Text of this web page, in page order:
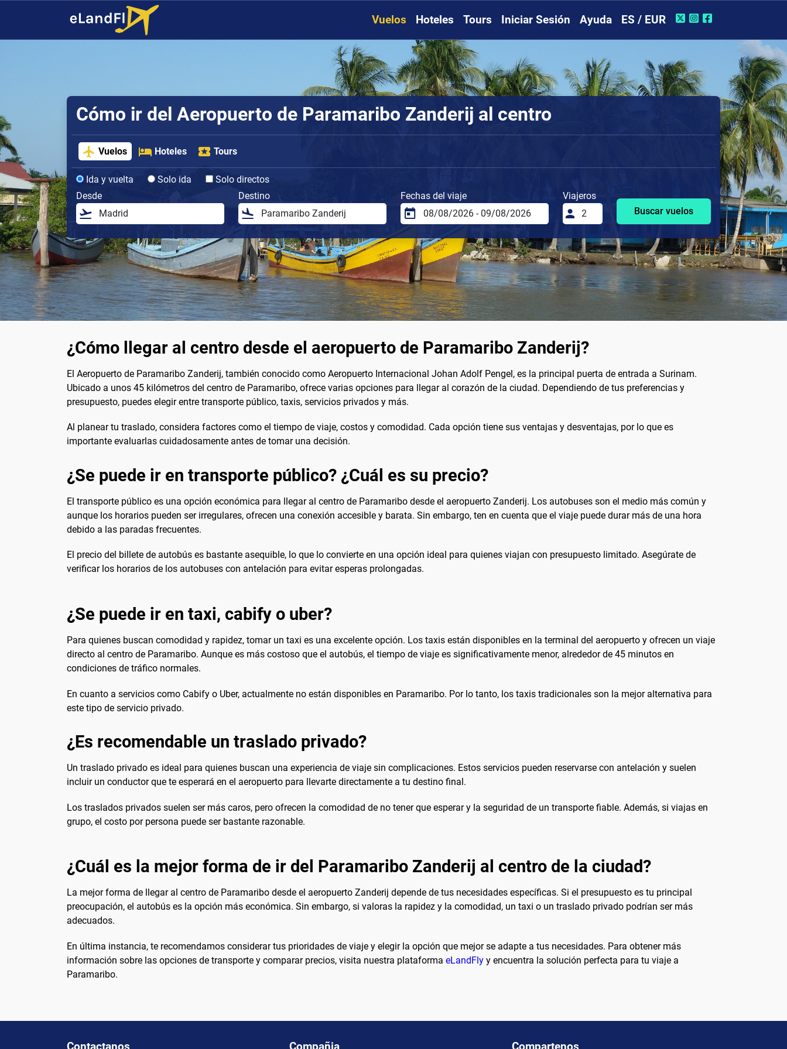
Vuelos Hoteles Tours Iniciar Sesión Ayuda ES / EUR
Cómo ir del Aeropuerto de Paramaribo Zanderij al centro
Vuelos Hoteles Tours
Ida y vuelta Solo ida
Solo directos
Desde
Destino Fechas del viaje
Viajeros
Buscar vuelos
¿Cómo llegar al centro desde el aeropuerto de Paramaribo Zanderij?
El Aeropuerto de Paramaribo Zanderij, también conocido como Aeropuerto Internacional Johan Adolf Pengel, es la principal puerta de entrada a Surinam.
Ubicado a unos 45 kilómetros del centro de Paramaribo, ofrece varias opciones para llegar al corazón de la ciudad. Dependiendo de tus preferencias y
presupuesto, puedes elegir entre transporte público, taxis, servicios privados y más.
Al planear tu traslado, considera factores como el tiempo de viaje, costos y comodidad. Cada opción tiene sus ventajas y desventajas, por lo que es
importante evaluarlas cuidadosamente antes de tomar una decisión.
¿Se puede ir en transporte público? ¿Cuál es su precio?
El transporte público es una opción económica para llegar al centro de Paramaribo desde el aeropuerto Zanderij. Los autobuses son el medio más común y
aunque los horarios pueden ser irregulares, ofrecen una conexión accesible y barata. Sin embargo, ten en cuenta que el viaje puede durar más de una hora
debido a las paradas frecuentes.
El precio del billete de autobús es bastante asequible, lo que lo convierte en una opción ideal para quienes viajan con presupuesto limitado. Asegúrate de
verificar los horarios de los autobuses con antelación para evitar esperas prolongadas.
¿Se puede ir en taxi, cabify o uber?
Para quienes buscan comodidad y rapidez, tomar un taxi es una excelente opción. Los taxis están disponibles en la terminal del aeropuerto y ofrecen un viaje
directo al centro de Paramaribo. Aunque es más costoso que el autobús, el tiempo de viaje es significativamente menor, alrededor de 45 minutos en
condiciones de tráfico normales.
En cuanto a servicios como Cabify o Uber, actualmente no están disponibles en Paramaribo. Por lo tanto, los taxis tradicionales son la mejor alternativa para
este tipo de servicio privado.
¿Es recomendable un traslado privado?
Un traslado privado es ideal para quienes buscan una experiencia de viaje sin complicaciones. Estos servicios pueden reservarse con antelación y suelen
incluir un conductor que te esperará en el aeropuerto para llevarte directamente a tu destino final.
Los traslados privados suelen ser más caros, pero ofrecen la comodidad de no tener que esperar y la seguridad de un transporte fiable. Además, si viajas en
grupo, el costo por persona puede ser bastante razonable.
¿Cuál es la mejor forma de ir del Paramaribo Zanderij al centro de la ciudad?
La mejor forma de llegar al centro de Paramaribo desde el aeropuerto Zanderij depende de tus necesidades específicas. Si el presupuesto es tu principal
preocupación, el autobús es la opción más económica. Sin embargo, si valoras la rapidez y la comodidad, un taxi o un traslado privado podrían ser más
adecuados.
En última instancia, te recomendamos considerar tus prioridades de viaje y elegir la opción que mejor se adapte a tus necesidades. Para obtener más
información sobre las opciones de transporte y comparar precios, visita nuestra plataforma eLandFly y encuentra la solución perfecta para tu viaje a
Paramaribo.
Contactanos Compañia Compartenos